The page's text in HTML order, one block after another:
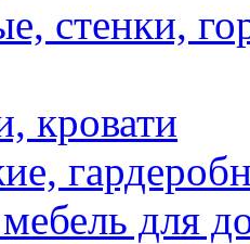
стенки,
кровати
для